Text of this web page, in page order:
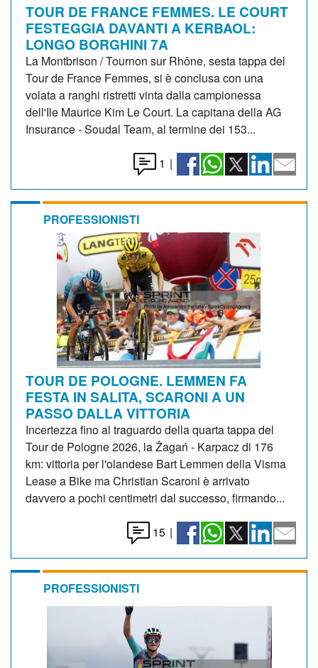
TOUR DE FRANCE FEMMES. LE COURT
FESTEGGIA DAVANTI A KERBAOL:
LONGO BORGHINI 7A
La Montbrison / Tournon sur Rhône, sesta tappa del
Tour de France Femmes, si è conclusa con una
volata a ranghi ristretti vinta dalla campionessa
dell'Ile Maurice Kim Le Court. La capitana della AG
Insurance - Soudal Team, al termine dei 153...
1 |
PROFESSIONISTI
TOUR DE POLOGNE. LEMMEN FA
FESTA IN SALITA, SCARONI A UN
PASSO DALLA VITTORIA
Incertezza fino al traguardo della quarta tappa del
Tour de Pologne 2026, la Żagań - Karpacz di 176
km: vittoria per l'olandese Bart Lemmen della Visma
Lease a Bike ma Christian Scaroni è arrivato
davvero a pochi centimetri dal successo, firmando...
15 |
PROFESSIONISTI